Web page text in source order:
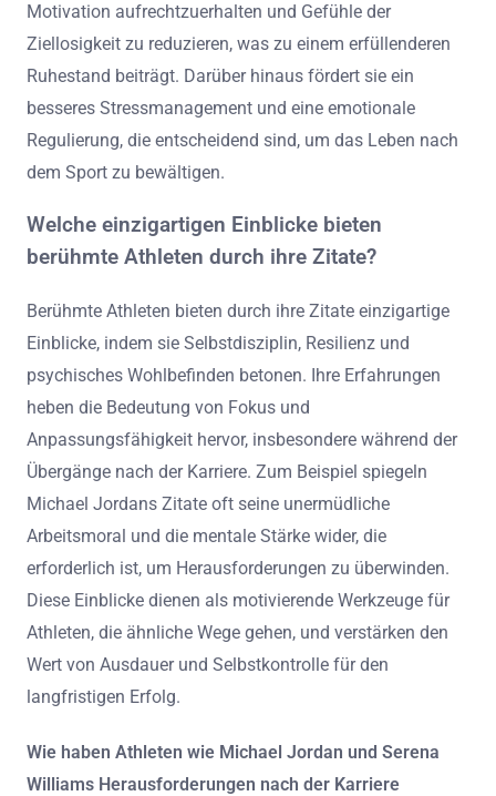
Motivation aufrechtzuerhalten und Gefühle der
Ziellosigkeit zu reduzieren, was zu einem erfüllenderen
Ruhestand beiträgt. Darüber hinaus fördert sie ein
besseres Stressmanagement und eine emotionale
Regulierung, die entscheidend sind, um das Leben nach
dem Sport zu bewältigen.
Welche einzigartigen Einblicke bieten
berühmte Athleten durch ihre Zitate?
Berühmte Athleten bieten durch ihre Zitate einzigartige
Einblicke, indem sie Selbstdisziplin, Resilienz und
psychisches Wohlbefinden betonen. Ihre Erfahrungen
heben die Bedeutung von Fokus und
Anpassungsfähigkeit hervor, insbesondere während der
Übergänge nach der Karriere. Zum Beispiel spiegeln
Michael Jordans Zitate oft seine unermüdliche
Arbeitsmoral und die mentale Stärke wider, die
erforderlich ist, um Herausforderungen zu überwinden.
Diese Einblicke dienen als motivierende Werkzeuge für
Athleten, die ähnliche Wege gehen, und verstärken den
Wert von Ausdauer und Selbstkontrolle für den
langfristigen Erfolg.
Wie haben Athleten wie Michael Jordan und Serena
Williams Herausforderungen nach der Karriere